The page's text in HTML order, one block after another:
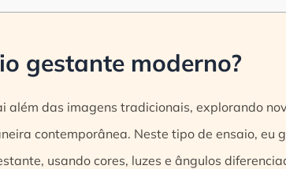
gestante moderno?
além das imagens tradicionais, explorando
contemporânea. Neste tipo de ensaio, eu
usando cores, luzes e ângulos